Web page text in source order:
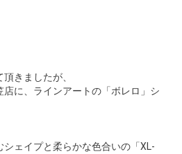
きましたが、
に、ラインアートの「ボレロ」シ
シェイプと柔らかな色合いの「XL-